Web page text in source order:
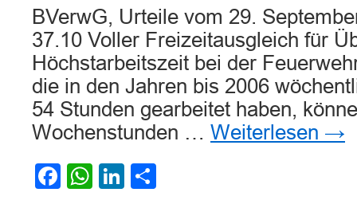
BVerwG, Urteile vom 29.
37.10 Voller Freizeitausgleich für
Höchstarbeitszeit bei der
die in den Jahren bis 2006
54 Stunden gearbeitet haben,
Wochenstunden … Weiterlesen →
Facebook
WhatsApp
LinkedIn